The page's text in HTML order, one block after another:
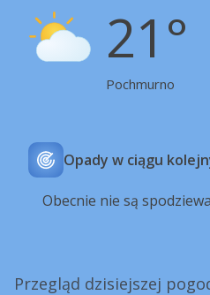
21°
Pochmurno
Opady w ciągu
Obecnie nie są
Przegląd dzisiejszej